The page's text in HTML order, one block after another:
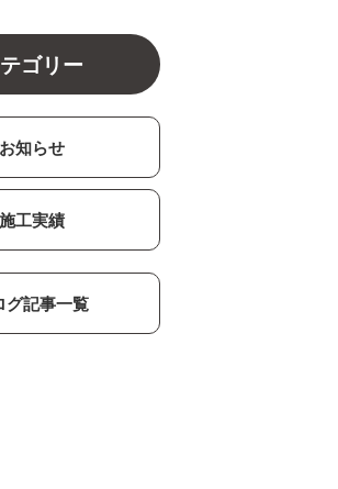
ゴリー
お知らせ
施工実績
グ記事一覧